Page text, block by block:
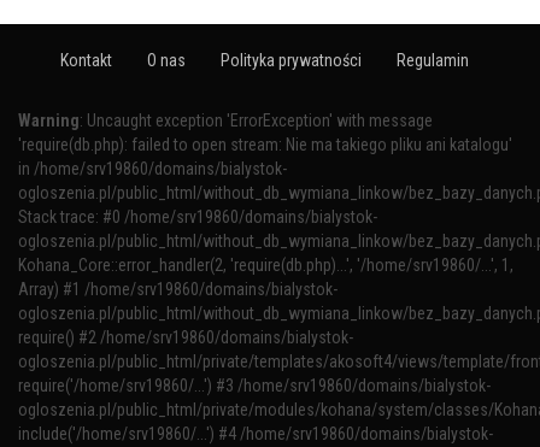
Kontakt O nas Polityka prywatności Regulamin
Warning: Uncaught exception 'ErrorException' with message
'require(db.php): failed to open stream: Nie ma takiego pliku ani katalogu'
in /home/srv19860/domains/bialystok-
ogloszenia.pl/public_html/without_db_wymiana_linkow/
Stack trace: #0 /home/srv19860/domains/bialystok-
ogloszenia.pl/public_html/without_db_wymiana_linkow/
Kohana_Core::error_handler(2, 'require(db.php)...', '/home/srv19860/...', 1,
Array) #1 /home/srv19860/domains/bialystok-
ogloszenia.pl/public_html/without_db_wymiana_linkow/
require() #2 /home/srv19860/domains/bialystok-
ogloszenia.pl/public_html/private/templates/akosoft4/views/template/
require('/home/srv19860/...') #3 /home/srv19860/domains/bialystok-
ogloszenia.pl/public_html/private/modules/kohana/system/classes/
include('/home/srv19860/...') #4 /home/srv19860/domains/bialystok-